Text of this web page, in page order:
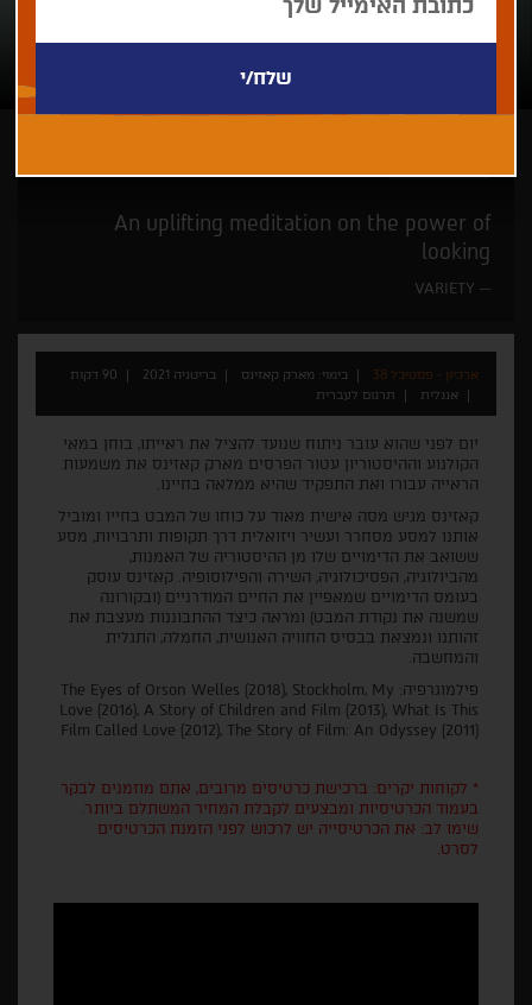
An uplifting meditation on the power of
looking
VARIETY
ארכיון - פסטיבל 38 בימוי: מארק קאזינס בריטניה 2021
90 דקות
אנגלית
תרגום לעברית
יום לפני שהוא עובר ניתוח שנועד להציל את ראייתו, בוחן במאי
הקולנוע וההיסטוריון עטור הפרסים מארק קאזינס את משמעות
הראייה עבורו ואת התפקיד שהיא ממלאה בחיינו.
קאזינס מגיש מסה אישית מאוד על כוחו של המבט בחייו ומוביל
אותנו למסע מסחרר ועשיר ויזואלית דרך תקופות ותרבויות, מסע
ששואב את הדימויים שלו מן ההיסטוריה של האמנות,
מהביולוגיה, הפסיכולוגיה, השירה והפילוסופיה. קאזינס עוסק
בעומס הדימויים שמאפיין את החיים המודרניים (ובקורונה
שמשנה את נקודת המבט) ומראה כיצד ההתבוננות מעצבת את
זהותנו ונמצאת בבסיס החוויה האנושית, החמלה, התגלית
והמחשבה.
פילמוגרפיה: The Eyes of Orson Welles (2018), Stockholm, My
Love (2016), A Story of Children and Film (2013), What Is This
Film Called Love (2012), The Story of Film: An Odyssey (2011)
* לקוחות יקרים: ברכישת כרטיסים מרובים, אתם מוזמנים לבקר
בעמוד הכרטיסיות ומבצעים לקבלת המחיר המשתלם ביותר.
שימו לב: את הכרטיסייה יש לרכוש לפני הזמנת הכרטיסים
לסרט.